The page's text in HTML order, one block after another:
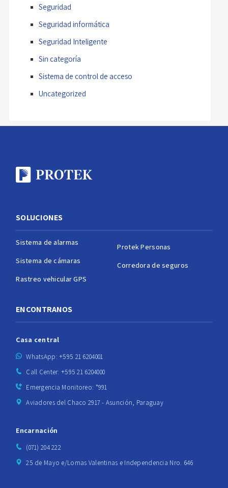
Seguridad
Seguridad informática
Seguridad Inteligente
Sin categoría
Sistema de control de acceso
Uncategorized
SOLUCIONES
Sistema de alarmas
Sistema de cámaras
Rastreo vehicular GPS
Protek Personas
Corredora de seguros
ENCONTRANOS
Casa central
WhatsApp: +595 21 6204001
Call Center: +595 21 6204000
Emergencia Monitoreo: *991
Aviadores del Chaco 2917 - Asunción, Paraguay
Encarnación
(071) 204 222
25 de Mayo e/Lomas Valentinas e Independencia Nro. 646